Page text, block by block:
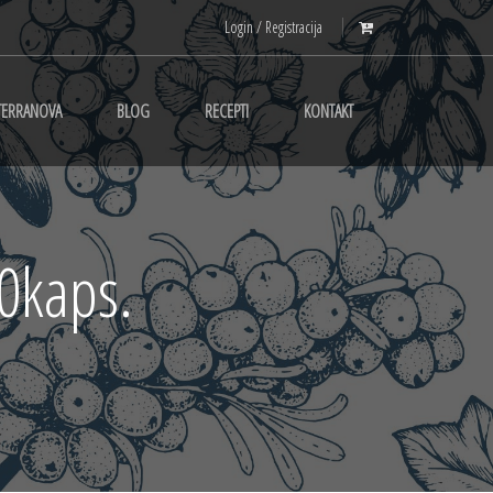
Login / Registracija
BLOG RECEPTI KONTAKT